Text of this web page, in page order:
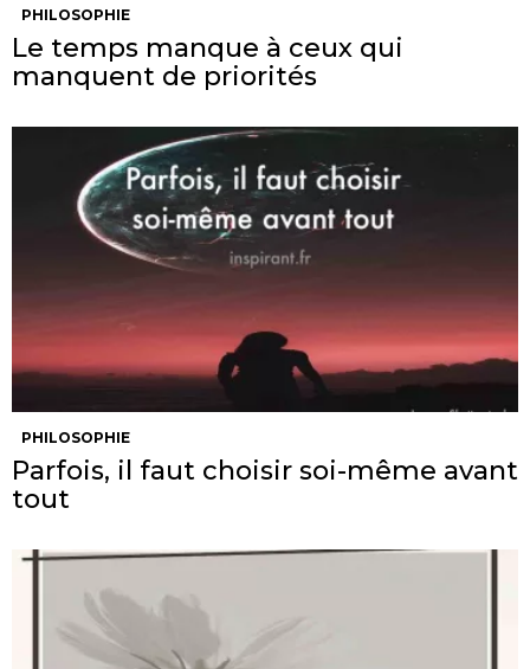
PHILOSOPHIE
Le temps manque à ceux qui
manquent de priorités
PHILOSOPHIE
Parfois, il faut choisir soi-même avant
tout